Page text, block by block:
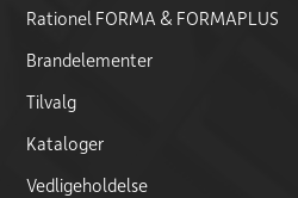
Rationel FORMA & FORMAPLUS
Brandelementer
Tilvalg
Kataloger
Vedligeholdelse